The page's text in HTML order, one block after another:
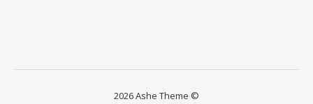
2026 Ashe Theme ©